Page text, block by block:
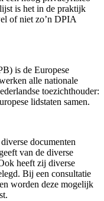
is het in de praktijk
of niet zo’n DPIA
is de Europese
alle nationale
toezichthouder:
lidstaten samen.
documenten
van de diverse
heeft zij diverse
Bij een consultatie
worden deze mogelijk